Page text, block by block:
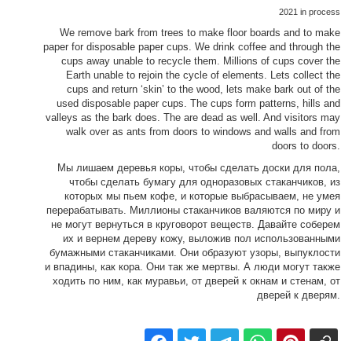
2021 in process
We remove bark from trees to make floor boards and to make
paper for disposable paper cups. We drink coffee and through the
cups away unable to recycle them. Millions of cups cover the
Earth unable to rejoin the cycle of elements. Lets collect the
cups and return ‘skin’ to the wood, lets make bark out of the
used disposable paper cups. The cups form patterns, hills and
valleys as the bark does. The are dead as well. And visitors may
walk over as ants from doors to windows and walls and from
doors to doors.
Мы лишаем деревья коры, чтобы сделать доски для пола,
чтобы сделать бумагу для одноразовых стаканчиков, из
которых мы пьем кофе, и которые выбрасываем, не умея
перерабатывать. Миллионы стаканчиков валяются по миру и
не могут вернуться в круговорот веществ. Давайте соберем
их и вернем дереву кожу, выложив пол использованными
бумажными стаканчиками. Они образуют узоры, выпуклости
и впадины, как кора. Они так же мертвы. А люди могут также
ходить по ним, как муравьи, от дверей к окнам и стенам, от
дверей к дверям.